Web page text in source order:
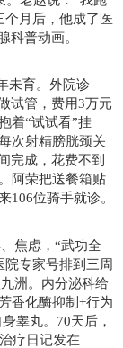
个月后，他成了医
科普动画。
未育。外院诊
试管，费用3万元
着“试试看”挂
次射精膀胱颈关
完成，花费不到
阿荣把送餐箱贴
106位骑手就诊。
焦虑，“武功全
院专家号排到三周
洲。内分泌科给
香化酶抑制+行为
睾丸。70天后，
疗日记发在